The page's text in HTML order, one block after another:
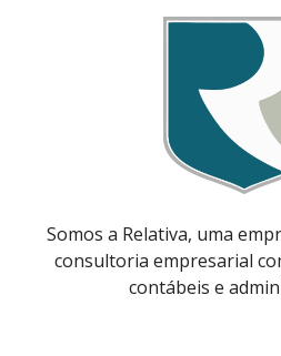
Somos a Relativa, uma
consultoria empresarial
contábeis e